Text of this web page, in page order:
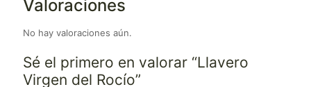
Valoraciones
No hay valoraciones aún.
Sé el primero en valorar “Llavero
Virgen del Rocío”